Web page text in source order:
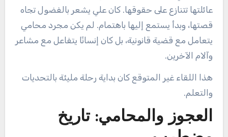
عائلتها تتنازع على حقوقها. كان علي يشعر بالفضول تجاه
قصتها، وبدأ يستمع إليها باهتمام. لم يكن مجرد محامي
يتعامل مع قضية قانونية، بل كان إنسانًا يتفاعل مع مشاعر
وآلام الآخرين.
هذا اللقاء غير المتوقع كان بداية رحلة مليئة بالتحديات
والتعلم.
العجوز والمحامي: تاريخ